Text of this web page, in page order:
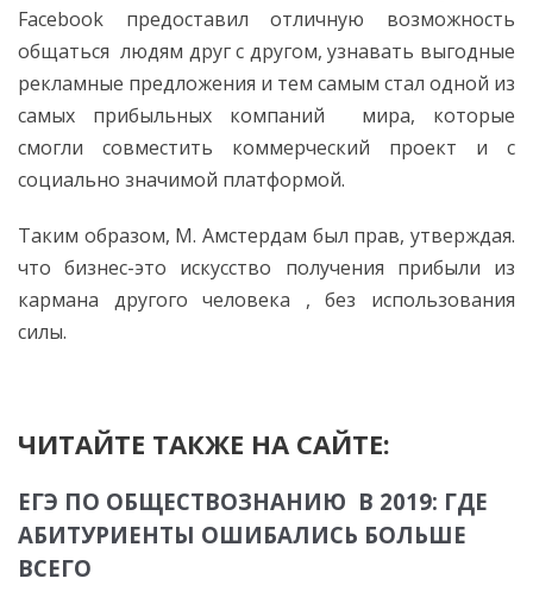
Facebook предоставил отличную возможность
общаться людям друг с другом, узнавать выгодные
рекламные предложения и тем самым стал одной из
самых прибыльных компаний мира, которые
смогли совместить коммерческий проект и с
социально значимой платформой.
Таким образом, М. Амстердам был прав, утверждая.
что бизнес-это искусство получения прибыли из
кармана другого человека , без использования
силы.
ЧИТАЙТЕ ТАКЖЕ НА САЙТЕ:
ЕГЭ ПО ОБЩЕСТВОЗНАНИЮ В 2019: ГДЕ
АБИТУРИЕНТЫ ОШИБАЛИСЬ БОЛЬШЕ
ВСЕГО